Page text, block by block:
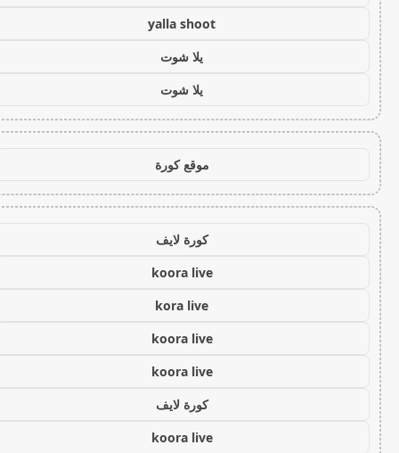
yalla shoot
يلا شوت
يلا شوت
موقع كورة
كورة لايف
koora live
kora live
koora live
koora live
كورة لايف
koora live